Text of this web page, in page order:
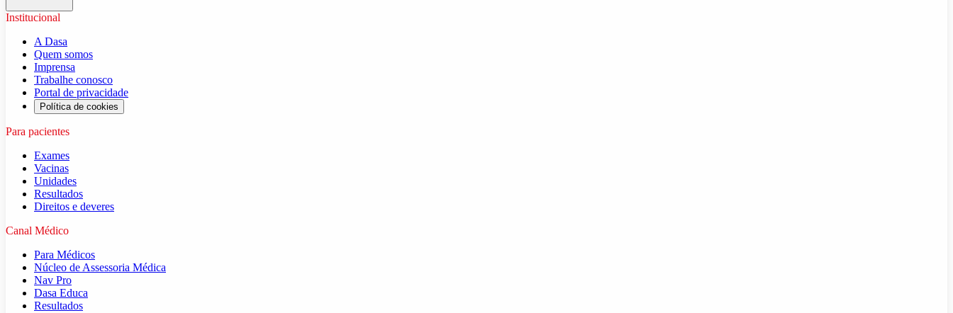
Institucional
A Dasa
Quem somos
Imprensa
Trabalhe conosco
Portal de privacidade
Política de cookies
Para pacientes
Exames
Vacinas
Unidades
Resultados
Direitos e deveres
Canal Médico
Para Médicos
Núcleo de Assessoria Médica
Nav Pro
Dasa Educa
Resultados